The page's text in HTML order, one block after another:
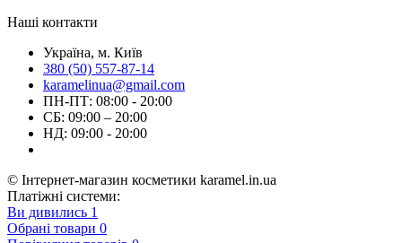
Наші контакти
Україна, м. Київ
380 (50) 557-87-14
karamelinua@gmail.com
ПН-ПТ: 08:00 - 20:00
СБ: 09:00 – 20:00
НД: 09:00 - 20:00
© Інтернет-магазин косметики karamel.in.ua
Платіжні системи:
Ви дивились 1
Обрані товари 0